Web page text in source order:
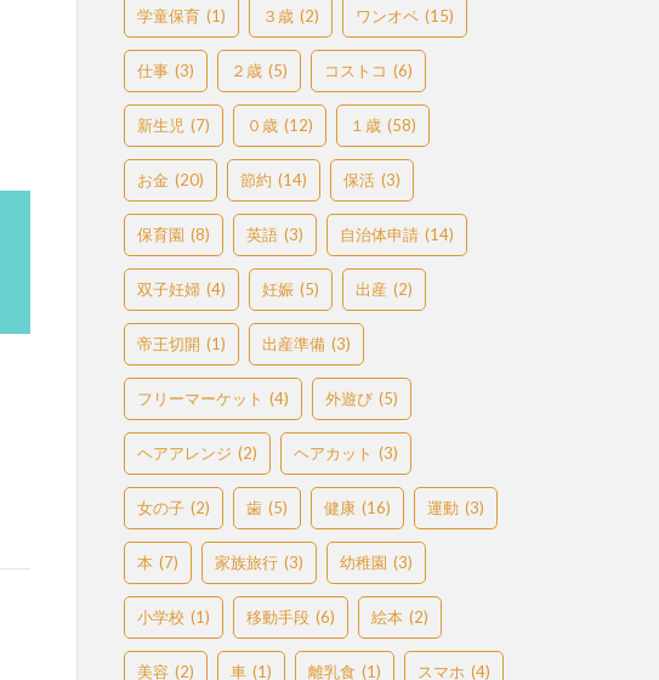
学童保育 (1) ３歳 (2) ワンオペ (15)
仕事 (3) ２歳 (5) コストコ (6)
新生児 (7) ０歳 (12) １歳 (58)
お金 (20) 節約 (14) 保活 (3)
保育園 (8) 英語 (3) 自治体申請 (14)
双子妊婦 (4) 妊娠 (5) 出産 (2)
帝王切開 (1) 出産準備 (3)
フリーマーケット (4) 外遊び (5)
ヘアアレンジ (2) ヘアカット (3)
女の子 (2) 歯 (5) 健康 (16) 運動 (3)
本 (7) 家族旅行 (3) 幼稚園 (3)
小学校 (1) 移動手段 (6) 絵本 (2)
美容 (2) 車 (1) 離乳食 (1) スマホ (4)